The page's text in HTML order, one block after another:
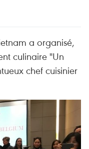
a organisé,
culinaire "Un
chef cuisinier